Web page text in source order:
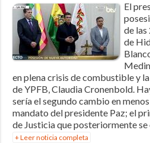
El
de las
de
en plena crisis de combustible y
de YPFB, Claudia Cronenbold.
sería el segundo cambio en
mandato del presidente Paz; el
de Justicia que posteriormente se
+ Leer noticia completa